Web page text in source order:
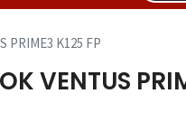
PRIME3 K125 FP
VENTUS